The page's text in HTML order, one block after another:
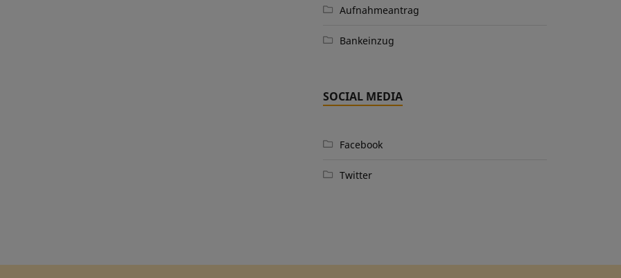
Aufnahmeantrag
Bankeinzug
SOCIAL MEDIA
Facebook
Twitter